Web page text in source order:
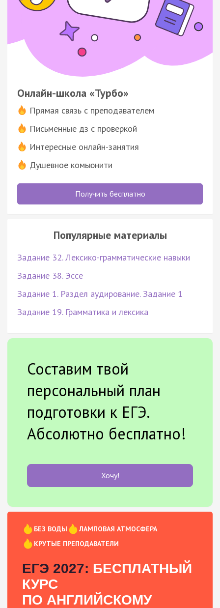
Онлайн-школа «Турбо»
Прямая связь с преподавателем
Письменные дз с проверкой
Интересные онлайн-занятия
Душевное комьюнити
Получить бесплатно
Популярные материалы
Задание 32. Лексико-грамматические навыки
Задание 38. Эссе
Задание 1. Раздел аудирование. Задание 1
Задание 19. Грамматика и лексика
Составим твой
персональный план
подготовки к ЕГЭ.
Абсолютно бесплатно!
Хочу!
БЕЗ ВОДЫ
ЛАМПОВАЯ АТМОСФЕРА
КРУТЫЕ ПРЕПОДАВАТЕЛИ
ЕГЭ 2027: БЕСПЛАТНЫЙ
КУРС
ПО АНГЛИЙСКОМУ